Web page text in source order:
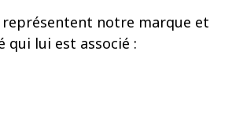
représentent notre marque et
qui lui est associé :